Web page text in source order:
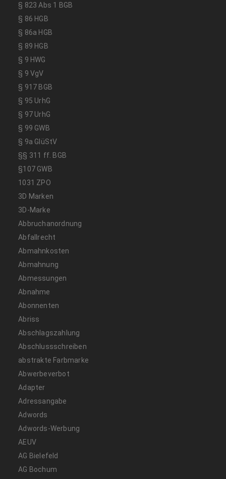
§ 823 Abs 1 BGB
§ 86 HGB
§ 86a HGB
§ 89 HGB
§ 9 HWG
§ 9 VgV
§ 917 BGB
§ 95 UrhG
§ 97 UrhG
§ 99 GWB
§ 9a GlüStV
§§ 311 ff. BGB
§107 GWB
1031 ZPO
3D Marken
3D-Marke
Abbruchanordnung
Abfallrecht
Abmahnkosten
Abmahnung
Abmessungen
Abnahme
Abonnenten
Abriss
Abschlagszahlung
Abschlussschreiben
abstrakte Farbmarke
Abwerbeverbot
Adapter
Adressangabe
Adwords
Adwords-Werbung
AEUV
AG Bielefeld
AG Bochum